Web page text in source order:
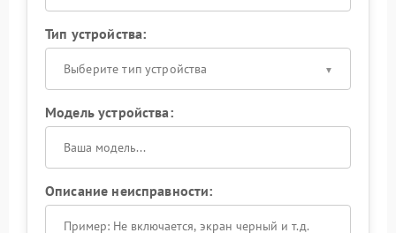
Тип устройства:
Выберите тип устройства
Модель устройства:
Описание неисправности: